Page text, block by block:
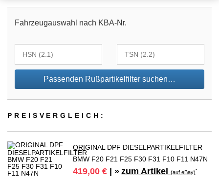
Fahrzeugauswahl nach KBA-Nr.
Passenden Rußpartikelfilter suchen…
PREIS­VER­GLEICH:
ORIGINAL DPF DIESELPARTIKELFILTER
BMW F20 F21 F25 F30 F31 F10 F11 N47N
419,00 € | » zum Artikel(auf eBay)*